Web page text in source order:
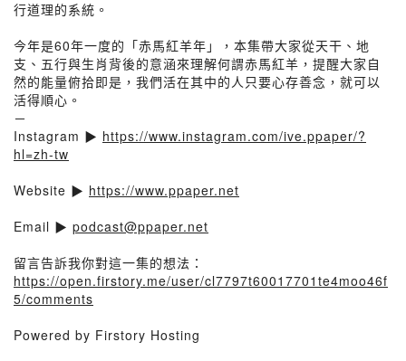
行道理的系統。
今年是60年一度的「赤馬紅羊年」，本集帶大家從天干、地
支、五行與生肖背後的意涵來理解何謂赤馬紅羊，提醒大家自
然的能量俯拾即是，我們活在其中的人只要心存善念，就可以
活得順心。
－
Instagram ▶ https://www.instagram.com/ive.ppaper/?
hl=zh-tw
Website ▶ https://www.ppaper.net
Email ▶ podcast@ppaper.net
留言告訴我你對這一集的想法：
https://open.firstory.me/user/cl7797t60017701te4moo46f
5/comments
Powered by Firstory Hosting